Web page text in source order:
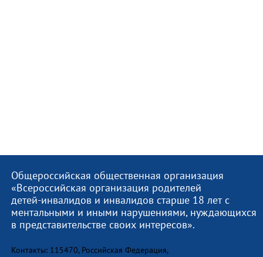
Общероссийская общественная организация
«Всероссийская организация родителей
детей-инвалидов и инвалидов старше 18 лет с
ментальными и иными нарушениями, нуждающихся
в представительстве своих интересов».
Контакты: 115470, Российская Федерация,